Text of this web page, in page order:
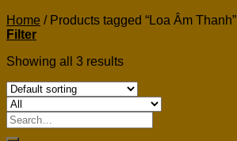
Home /Products tagged “Loa Âm Thanh”
Filter
Showing all 3 results
Search
for: